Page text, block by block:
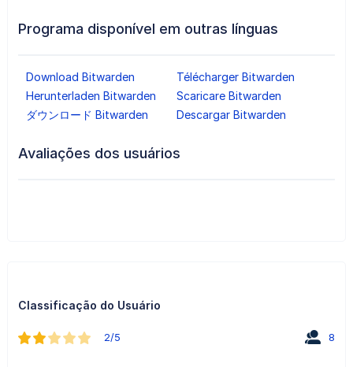
Programa disponível em outras línguas
Download Bitwarden
Télécharger Bitwarden
Herunterladen Bitwarden
Scaricare Bitwarden
ダウンロード Bitwarden
Descargar Bitwarden
Avaliações dos usuários
Classificação do Usuário
2/5 8